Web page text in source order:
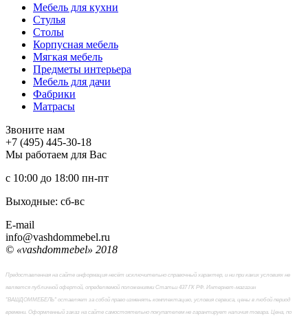
Мебель для кухни
Стулья
Столы
Корпусная мебель
Мягкая мебель
Предметы интерьера
Мебель для дачи
Фабрики
Матраcы
Звоните нам
+7 (495) 445-30-18
Мы работаем для Вас
с 10:00 до 18:00 пн-пт
Выходные: сб-вc
E-mail
info@vashdommebel.ru
© «vashdommebel» 2018
Предоставленная на сайте информация несёт исключительно справочный характер, и ни при каких условиях не
является публичной офертой, определяемой положениями Статьи 437 ГК РФ. Интернет-магазин
"ВАШДОММЕБЕЛЬ" оставляет за собой право изменять комплектацию, условия сервиса, цены в любой период
времени. Оформленный заказ на сайте самостоятельно покупателем не гарантирует наличия товара. Цена, по